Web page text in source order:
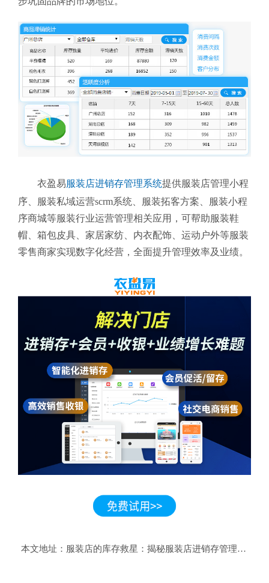
衣盈易服装店进销存管理系统提供服装店管理小程
序、服装私域运营scrm系统、服装拓客方案、服装小程
序商城等服装行业运营管理相关应用， 可帮助服装鞋
帽、箱包皮具、家居家纺、内衣配饰、运动户外等服装
零售商家实现数字化经营，全面提升管理效率及业绩。
本文地址： 服装店的库存救星：揭秘服装店进销存管理系统的